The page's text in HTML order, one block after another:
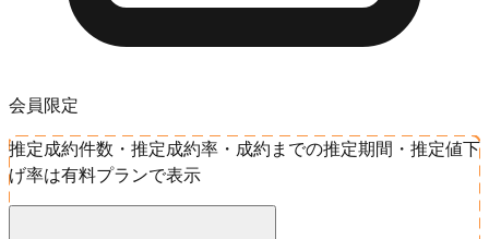
会員限定
推定成約件数・推定成約率・成約までの推定期間・推定値下
げ率は有料プランで表示